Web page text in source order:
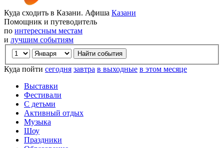
Куда сходить в Казани. Афиша Казани
Помощник и путеводитель
по интересным местам
и лучшим событиям
Куда пойти сегодня завтра в выходные в этом месяце
Выставки
Фестивали
С детьми
Активный отдых
Музыка
Шоу
Праздники